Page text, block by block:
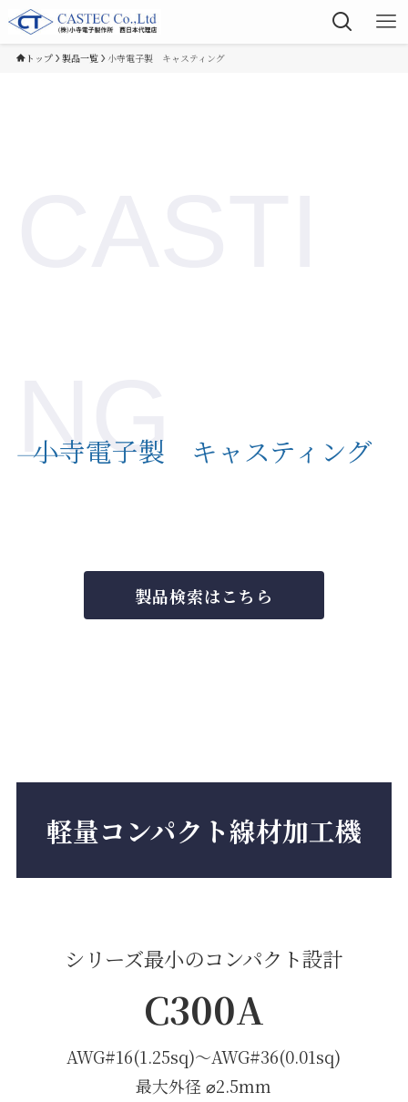
トップ 製品一覧 小寺電子製 キャスティング
NG
―――小寺電子製 キャスティング
製品検索はこちら
軽量コンパクト線材加工機
シリーズ最小のコンパクト設計
C300A
AWG#16(1.25sq)〜AWG#36(0.01sq)
最大外径 ⌀2.5mm